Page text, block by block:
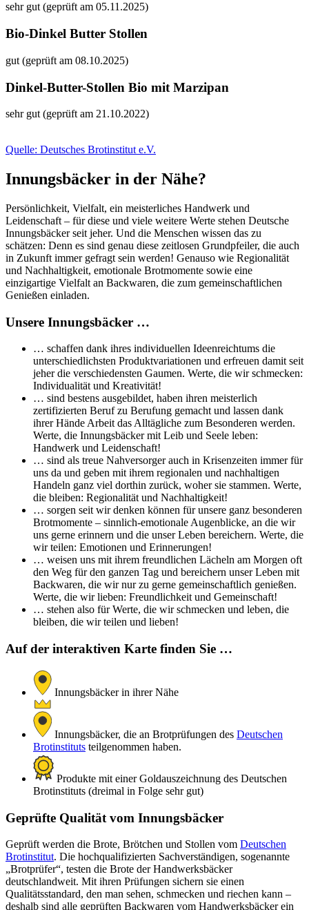
sehr gut (geprüft am 05.11.2025)
Bio-Dinkel Butter Stollen
gut (geprüft am 08.10.2025)
Dinkel-Butter-Stollen Bio mit Marzipan
sehr gut (geprüft am 21.10.2022)
Quelle: Deutsches Brotinstitut e.V.
Innungsbäcker in der Nähe?
Persönlichkeit, Vielfalt, ein meisterliches Handwerk und
Leidenschaft – für diese und viele weitere Werte stehen Deutsche
Innungsbäcker seit jeher. Und die Menschen wissen das zu
schätzen: Denn es sind genau diese zeitlosen Grundpfeiler, die auch
in Zukunft immer gefragt sein werden! Genauso wie Regionalität
und Nachhaltigkeit, emotionale Brotmomente sowie eine
einzigartige Vielfalt an Backwaren, die zum gemeinschaftlichen
Genießen einladen.
Unsere Innungsbäcker …
… schaffen dank ihres individuellen Ideenreichtums die
unterschiedlichsten Produktvariationen und erfreuen damit seit
jeher die verschiedensten Gaumen. Werte, die wir schmecken:
Individualität und Kreativität!
… sind bestens ausgebildet, haben ihren meisterlich
zertifizierten Beruf zu Berufung gemacht und lassen dank
ihrer Hände Arbeit das Alltägliche zum Besonderen werden.
Werte, die Innungsbäcker mit Leib und Seele leben:
Handwerk und Leidenschaft!
… sind als treue Nahversorger auch in Krisenzeiten immer für
uns da und geben mit ihrem regionalen und nachhaltigen
Handeln ganz viel dorthin zurück, woher sie stammen. Werte,
die bleiben: Regionalität und Nachhaltigkeit!
… sorgen seit wir denken können für unsere ganz besonderen
Brotmomente – sinnlich-emotionale Augenblicke, an die wir
uns gerne erinnern und die unser Leben bereichern. Werte, die
wir teilen: Emotionen und Erinnerungen!
… weisen uns mit ihrem freundlichen Lächeln am Morgen oft
den Weg für den ganzen Tag und bereichern unser Leben mit
Backwaren, die wir nur zu gerne gemeinschaftlich genießen.
Werte, die wir lieben: Freundlichkeit und Gemeinschaft!
… stehen also für Werte, die wir schmecken und leben, die
bleiben, die wir teilen und lieben!
Auf der interaktiven Karte finden Sie …
Innungsbäcker in ihrer Nähe
Innungsbäcker, die an Brotprüfungen des Deutschen
Brotinstituts teilgenommen haben.
Produkte mit einer Goldauszeichnung des Deutschen
Brotinstituts (dreimal in Folge sehr gut)
Geprüfte Qualität vom Innungsbäcker
Geprüft werden die Brote, Brötchen und Stollen vom Deutschen
Brotinstitut. Die hochqualifizierten Sachverständigen, sogenannte
„Brotprüfer“, testen die Brote der Handwerksbäcker
deutschlandweit. Mit ihren Prüfungen sichern sie einen
Qualitätsstandard, den man sehen, schmecken und riechen kann –
deshalb sind alle geprüften Backwaren vom Handwerksbäcker ein